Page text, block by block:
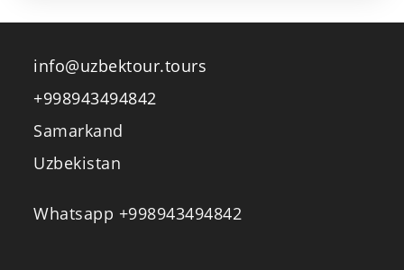
info@uzbektour.tours
+998943494842
Samarkand
Uzbekistan
Whatsapp +998943494842